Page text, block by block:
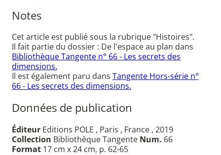
Notes
Cet article est publié sous la rubrique "Histoires".
Il fait partie du dossier : De l'espace au plan dans
Bibliothèque Tangente n° 66 - Les secrets des
dimensions.
Il est également paru dans Tangente Hors-série n°
66 - Les secrets des dimensions.
Données de publication
Éditeur Editions POLE , Paris , France , 2019
Collection Bibliothèque Tangente Num. 66
Format 17 cm x 24 cm, p. 62-65